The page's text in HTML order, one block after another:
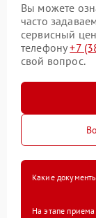
Вы можете
часто
сервисный
телефону+7
свой вопрос.
Какие
На этапе